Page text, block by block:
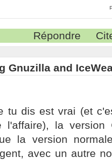
Répondre
Gnuzilla and
tu dis est vrai (et
l'affaire), la
la version
avec un autre